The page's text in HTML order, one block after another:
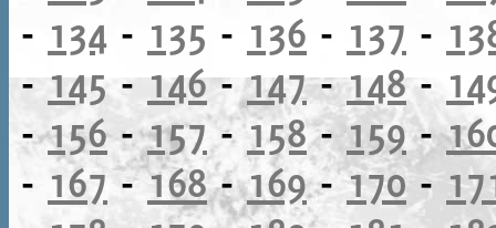
- 134 - 135 - 136 - 137 -
-145-146-147-148-
-156-157-158-159-
- 167-168-169-170-